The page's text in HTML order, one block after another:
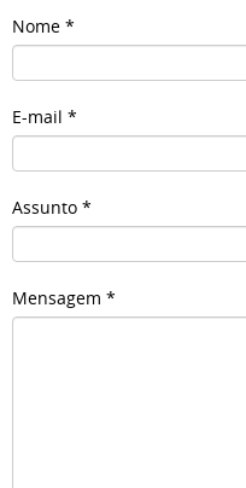
Nome *
E-mail *
Assunto *
Mensagem *